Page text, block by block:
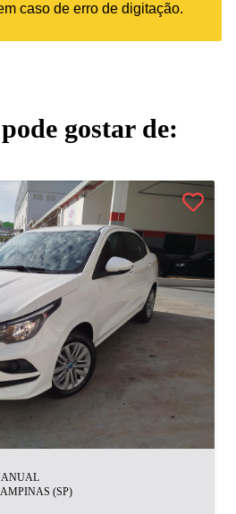
caso de erro de digitação.
pode gostar de:
(SP)